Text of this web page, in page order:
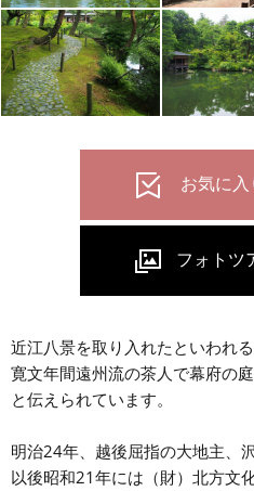
近江八景を取り入れたといわれ
寛文年間遠州流の茶人で幕府の
と伝えられています。
明治24年、越後屈指の大地主、
以後昭和21年には（財）北方文